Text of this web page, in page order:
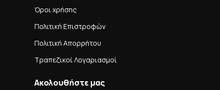
Όροι χρήσης
Πολιτική Επιστροφών
Πολιτική Απορρήτου
Τραπεζικοί Λογαριασμοί
Ακολουθήστε μας